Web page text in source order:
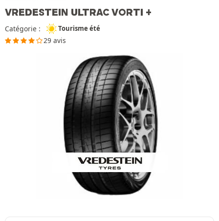
VREDESTEIN ULTRAC VORTI +
Catégorie : Tourisme été
29 avis